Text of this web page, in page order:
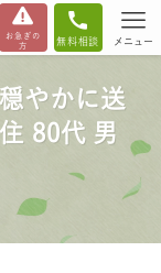
お急ぎの
方
無料相談 メニュー
やかに送
80代 男